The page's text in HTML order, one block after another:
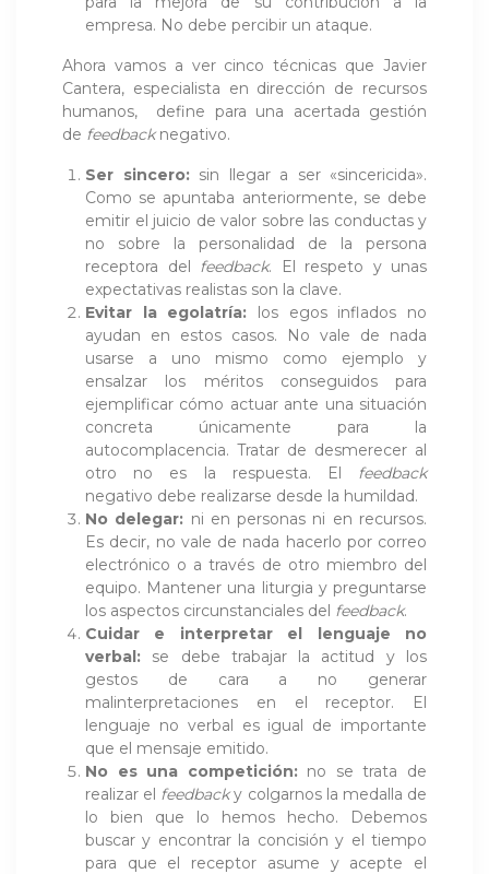
empresa. No debe percibir un ataque.
Ahora vamos a ver cinco técnicas que Javier
Cantera, especialista en dirección de recursos
humanos, define para una acertada gestión
de feedbacknegativo.
Ser sincero:sin llegar a ser «sincericida».
Como se apuntaba anteriormente, se debe
emitir el juicio de valor sobre las conductas y
no sobre la personalidad de la persona
receptora del feedback. El respeto y unas
expectativas realistas son la clave.
Evitar la egolatría: los egos inflados no
ayudan en estos casos. No vale de nada
usarse a uno mismo como ejemplo y
ensalzar los méritos conseguidos para
ejemplificar cómo actuar ante una situación
concreta únicamente para la
autocomplacencia. Tratar de desmerecer al
otro no es la respuesta. El feedback
negativo debe realizarse desde la humildad.
No delegar: ni en personas ni en recursos.
Es decir, no vale de nada hacerlo por correo
electrónico o a través de otro miembro del
equipo. Mantener una liturgia y preguntarse
los aspectos circunstanciales del feedback.
Cuidar e interpretar el lenguaje no
verbal: se debe trabajar la actitud y los
gestos de cara a no generar
malinterpretaciones en el receptor. El
lenguaje no verbal es igual de importante
que el mensaje emitido.
No es una competición: no se trata de
realizar el feedbacky colgarnos la medalla de
lo bien que lo hemos hecho. Debemos
buscar y encontrar la concisión y el tiempo
para que el receptor asume y acepte el